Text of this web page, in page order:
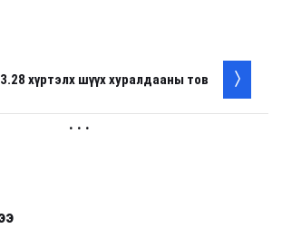
хүртэлх шүүх хуралдааны тов
. . .